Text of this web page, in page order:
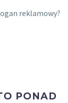
reklamowy?
PONAD